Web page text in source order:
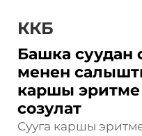
ККБ
Башка суудан
менен
каршы эритме
созулат
Сууга каршы